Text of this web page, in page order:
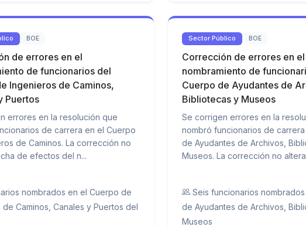
BOE
de errores en el
de funcionarios del
Ingenieros de Caminos,
Puertos
errores en la resolución que
de carrera en el Cuerpo
de Caminos. La corrección no
de efectos del n...
nombrados en el Cuerpo de
Caminos, Canales y Puertos del
Sector Público BOE
Corrección de errores en el
nombramiento de
Cuerpo de Ayudantes de
Bibliotecas y Museos
Se corrigen errores en la
nombró funcionarios de
de Ayudantes de Archivos,
Museos. La corrección no
Seis funcionarios
de Ayudantes de Archivos,
Museos